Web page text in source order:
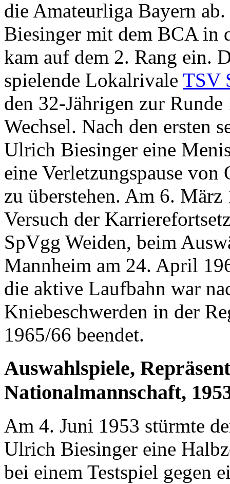
die Amateurliga Bayern
Biesinger mit dem BCA in
kam auf dem 2. Rang ein.
spielende Lokalrivale TSV
den 32-Jährigen zur
Wechsel. Nach den ersten
Ulrich Biesinger eine
eine Verletzungspause
zu überstehen. Am 6. März
Versuch der
SpVgg Weiden, beim
Mannheim am 24. April
die aktive Laufbahn war
Kniebeschwerden in der
1965/66 beendet.
Auswahlspiele,
Nationalmannschaft,
Am 4. Juni 1953 stürmte
Ulrich Biesinger eine
bei einem Testspiel gegen